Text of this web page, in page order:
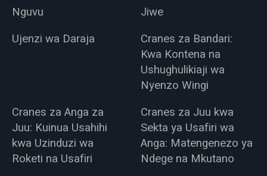
Nguvu
Jiwe
Ujenzi wa Daraja
Cranes za Bandari:
Kwa Kontena na
Ushughulikiaji wa
Nyenzo Wingi
Cranes za Anga za
Juu: Kuinua Usahihi
kwa Uzinduzi wa
Roketi na Usafiri
Cranes za Juu kwa
Sekta ya Usafiri wa
Anga: Matengenezo ya
Ndege na Mkutano